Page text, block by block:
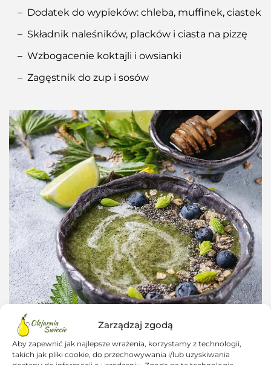
Zarządzaj zgodą
Aby zapewnić jak najlepsze wrażenia, korzystamy z technologii,
takich jak pliki cookie, do przechowywania i/lub uzyskiwania
Dodatek do wypieków: chleba, muffinek, ciastek
Składnik naleśników, placków i ciasta na pizzę
Wzbogacenie koktajli i owsianki
Zagęstnik do zup i sosów